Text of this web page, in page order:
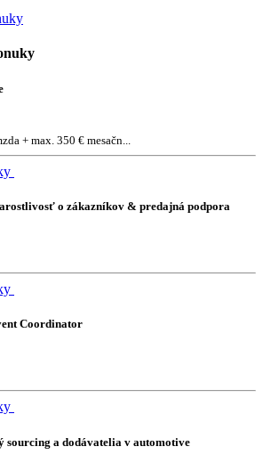
+ max. 350 € mesačn...
o zákazníkov & predajná podpora
Coordinator
sourcing a dodávatelia v automotive